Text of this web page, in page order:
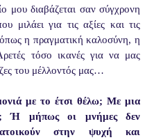
μου διαβάζεται σαν σύγχρονη
μιλάει για τις αξίες και τις
η πραγματική καλοσύνη, η
τόσο ικανές για να μας
του μέλλοντός μας…
με το έτσι θέλω; Με μια
Ή μήπως οι μνήμες δεν
στην ψυχή και